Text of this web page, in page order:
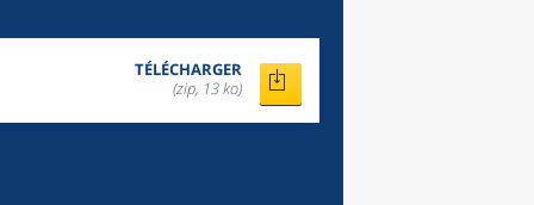
TÉLÉCHARGER
(zip, 13 ko)